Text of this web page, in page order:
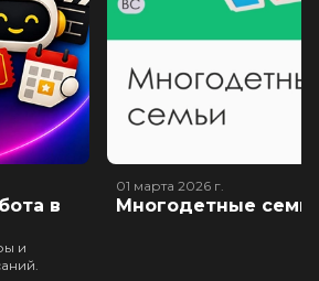
в
и
01 марта 2026 г.
Многодетные